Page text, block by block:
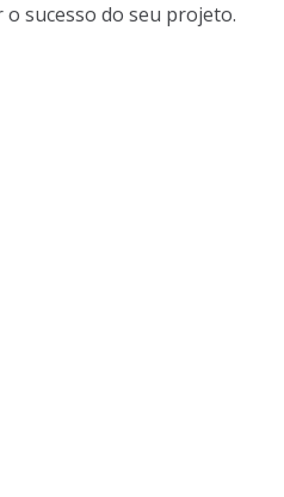
sucesso do seu projeto.